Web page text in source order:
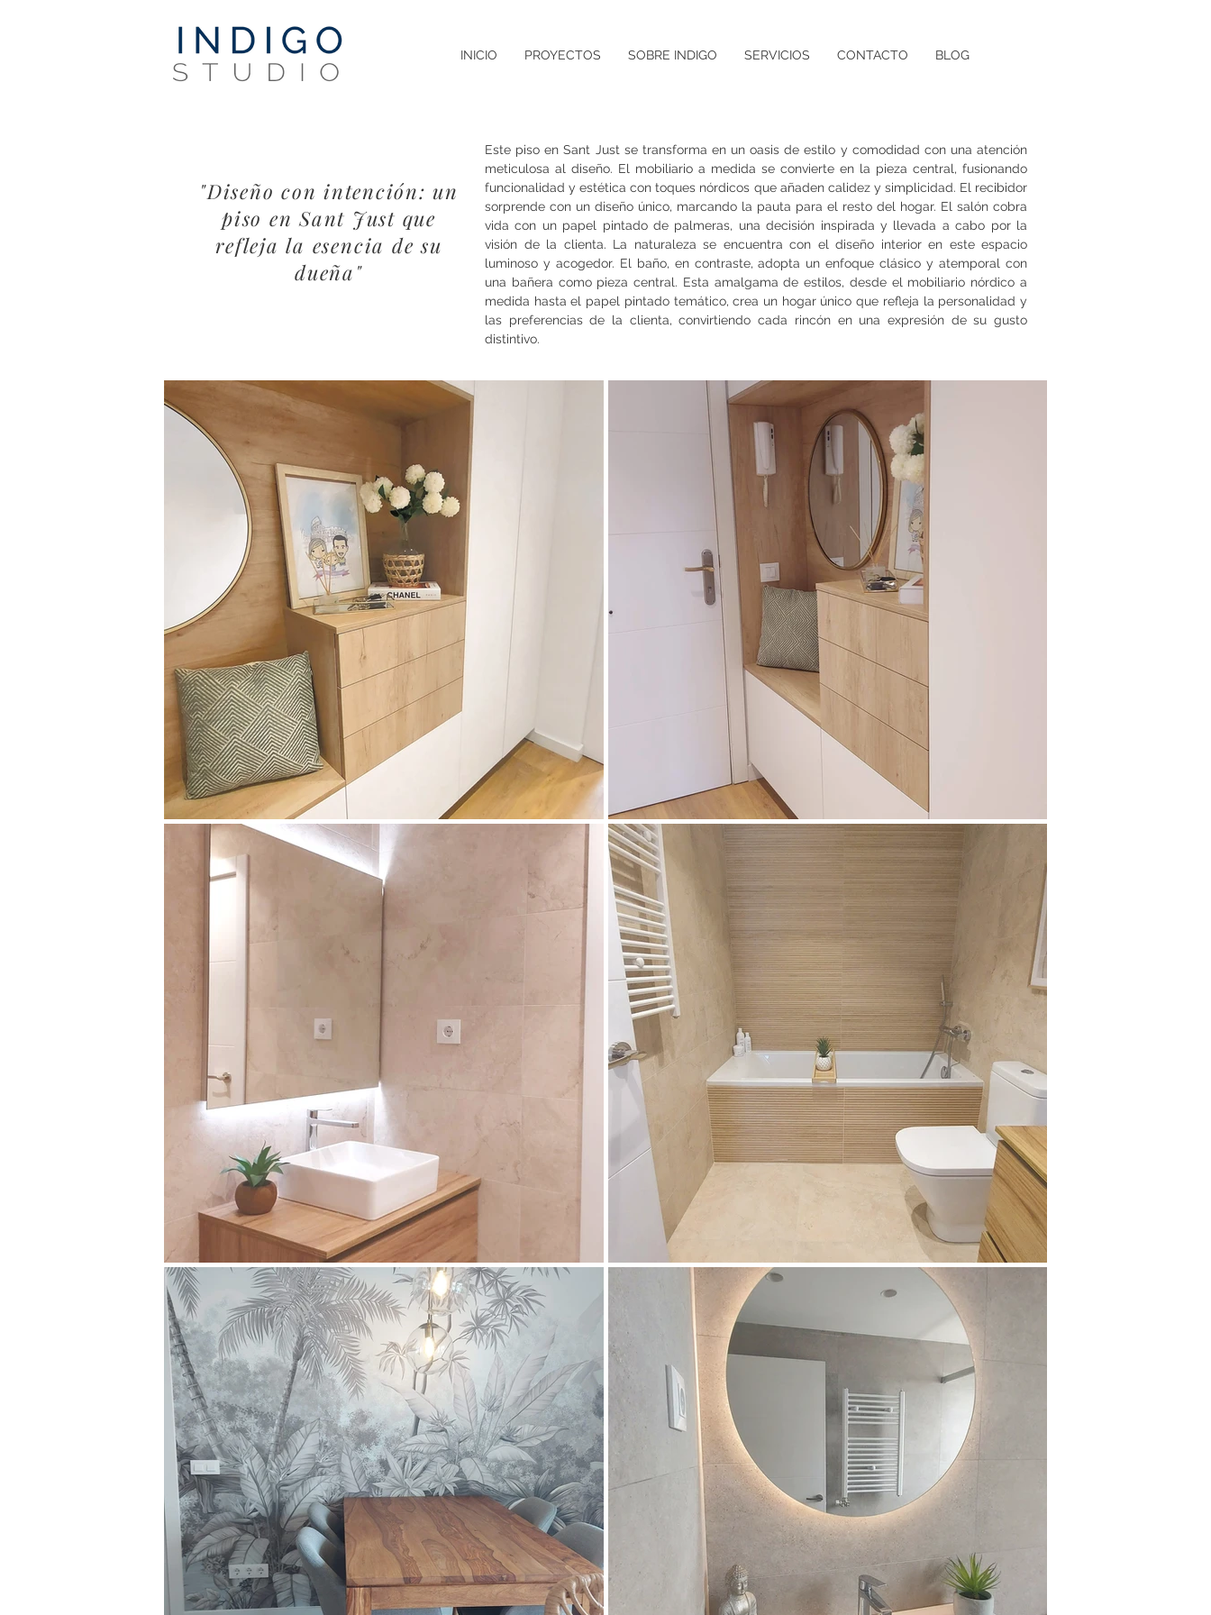
INICIO PROYECTOS SOBRE INDIGO SERVICIOS CONTACTO BLOG
Este piso en Sant Just se transforma en un oasis de estilo y comodidad con una atención
meticulosa al diseño. El mobiliario a medida se convierte en la pieza central, fusionando
funcionalidad y estética con toques nórdicos que añaden calidez y simplicidad. El recibidor
sorprende con un diseño único, marcando la pauta para el resto del hogar. El salón cobra
vida con un papel pintado de palmeras, una decisión inspirada y llevada a cabo por la
visión de la clienta. La naturaleza se encuentra con el diseño interior en este espacio
luminoso y acogedor. El baño, en contraste, adopta un enfoque clásico y atemporal con
una bañera como pieza central. Esta amalgama de estilos, desde el mobiliario nórdico a
medida hasta el papel pintado temático, crea un hogar único que refleja la personalidad y
las preferencias de la clienta, convirtiendo cada rincón en una expresión de su gusto
distintivo.
"Diseño con intención: un
piso en Sant Just que
refleja la esencia de su
dueña"